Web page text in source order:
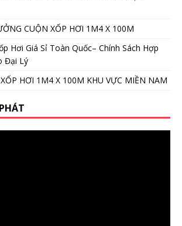
CUỘN XỐP HƠI 1M4 X 100M
Hơi Giá Sỉ Toàn Quốc– Chính Sách Hợp
Đại Lý
HƠI 1M4 X 100M KHU VỰC MIỀN NAM